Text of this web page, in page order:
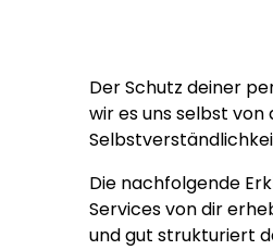
Der Schutz deiner
wir es uns selbst
Die nachfolgende
Services von dir
und gut strukturiert